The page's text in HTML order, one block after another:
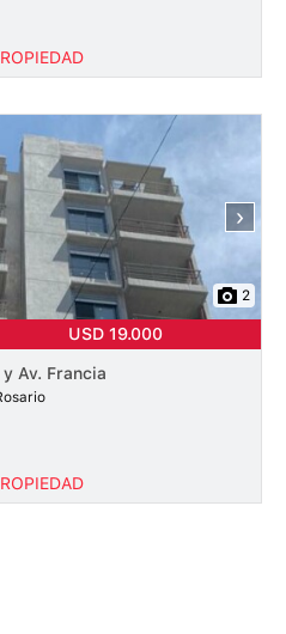
›
2
USD 19.000
Av. Francia